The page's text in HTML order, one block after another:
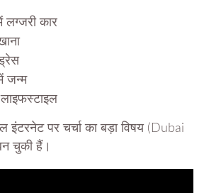
लग्जरी कार
जन्म
इंटरनेट पर चर्चा का बड़ा विषय (Dubai
चुकी हैं।